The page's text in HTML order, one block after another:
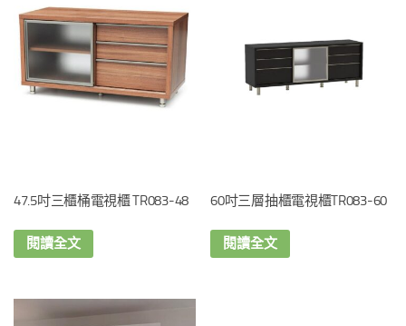
47.5吋三櫃桶電視櫃 TR083-48
閱讀全文
60吋三層抽櫃電視櫃TR083-60
閱讀全文